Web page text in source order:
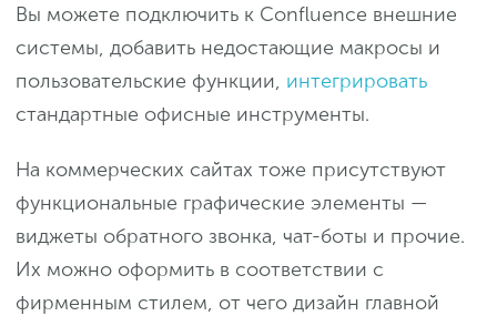
Вы можете подключить к Confluence внешние
системы, добавить недостающие макросы и
пользовательские функции, интегрировать
стандартные офисные инструменты.
На коммерческих сайтах тоже присутствуют
функциональные графические элементы —
виджеты обратного звонка, чат-боты и прочие.
Их можно оформить в соответствии с
фирменным стилем, от чего дизайн главной